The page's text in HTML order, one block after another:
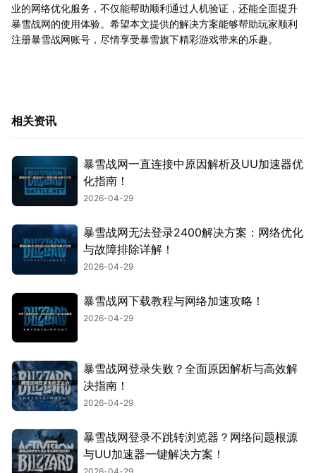
业的网络优化服务，不仅能帮助顺利通过人机验证，还能全面提升
暴雪战网的使用体验。希望本文提供的解决方案能够帮助玩家顺利
注册暴雪战网账号，尽情享受暴雪旗下精彩游戏带来的乐趣。
相关资讯
暴雪战网一直连接中原因解析及UU加速器优
化指南！
2026-04-29
暴雪战网无法登录2400解决方案：网络优化
与故障排除详解！
2026-04-29
暴雪战网下载教程与网络加速攻略！
2026-04-29
暴雪战网登录失败？全面原因解析与高效解
决指南！
2026-04-29
暴雪战网登录不跳转浏览器？网络问题根源
与UU加速器一键解决方案！